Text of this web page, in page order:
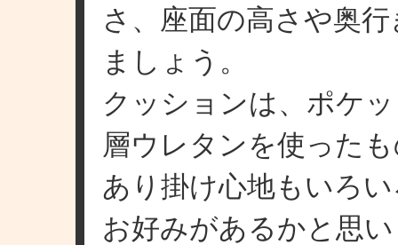
さ、座面の高さや奥
ましょう。
クッションは、ポケ
層ウレタンを使った
あり掛け心地もいろ
お好みがあるかと思